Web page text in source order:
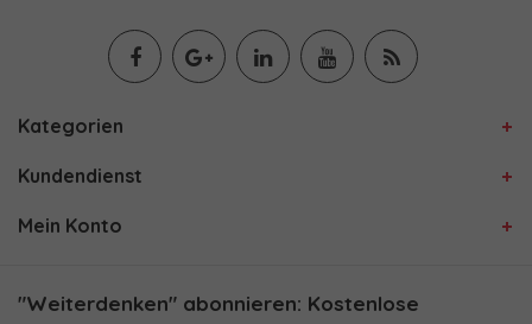
Kategorien
Kundendienst
Mein Konto
"Weiterdenken" abonnieren: Kostenlose